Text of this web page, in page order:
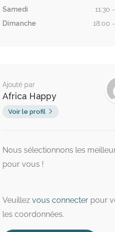
Samedi
11:30
Dimanche
18:00
Ajouté par
Africa Happy
Voir le profil
Nous sélectionnons les
pour vous !
Veuillez vous connecter pour
les coordonnées.